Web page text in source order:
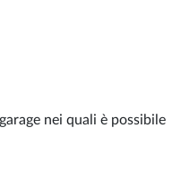
nei quali è possibile